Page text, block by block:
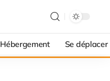
Hébergement Se déplacer